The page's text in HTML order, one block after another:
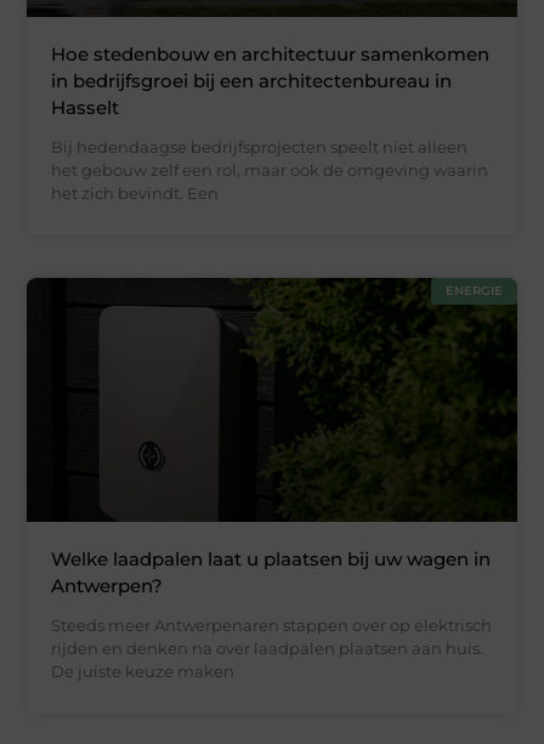
Hoe stedenbouw en architectuur samenkomen
in bedrijfsgroei bij een architectenbureau in
Hasselt
Bij hedendaagse bedrijfsprojecten speelt niet alleen
het gebouw zelf een rol, maar ook de omgeving waarin
het zich bevindt. Een
ENERGIE
Welke laadpalen laat u plaatsen bij uw wagen in
Antwerpen?
Steeds meer Antwerpenaren stappen over op elektrisch
rijden en denken na over laadpalen plaatsen aan huis.
De juiste keuze maken